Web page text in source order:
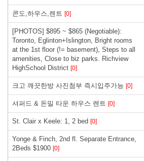
콘도,하우스,렌트 [0]
[PHOTOS] $895 ~ $865 (Negotiable):
Toronto, Eglinton+Islington, Bright rooms
at the 1st floor (!= basement), Steps to all
amenities, Close to biz parks. Richview
HighSchool District [0]
크고 깨끗한방 사진첨부 즉시입주가능 [0]
셔퍼드 & 돈밀 타운 하우스 렌트 [0]
St. Clair x Keele: 1, 2 bed [0]
Yonge & Finch, 2nd fl. Separate Entrance,
2Beds $1900 [0]